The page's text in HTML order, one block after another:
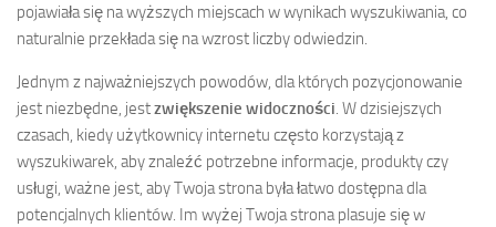
pojawiała się na wyższych miejscach w wynikach wyszukiwania, co
naturalnie przekłada się na wzrost liczby odwiedzin.
Jednym z najważniejszych powodów, dla których pozycjonowanie
jest niezbędne, jestzwiększenie widoczności. W dzisiejszych
czasach, kiedy użytkownicy internetu często korzystają z
wyszukiwarek, aby znaleźć potrzebne informacje, produkty czy
usługi, ważne jest, aby Twoja strona była łatwo dostępna dla
potencjalnych klientów. Im wyżej Twoja strona plasuje się w